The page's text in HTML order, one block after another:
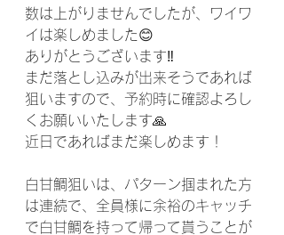
数は上がりませんでしたが、ワイワ
イは楽しめました😊
ありがとうございます‼️
まだ落とし込みが出来そうであれば
狙いますので、予約時に確認よろし
くお願いいたします🙏
近日であればまだ楽しめます！
白甘鯛狙いは、パターン掴まれた方
は連続で、全員様に余裕のキャッチ
で白甘鯛を持って帰って貰うことが